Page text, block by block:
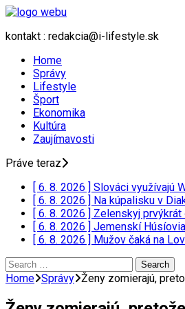
kontakt : redakcia@i-lifestyle.sk
Home
Správy
Lifestyle
Šport
Ekonomika
Kultúra
Zaujímavosti
Práve teraz
[ 6. 8. 2026 ] Slováci využívajú
[ 6. 8. 2026 ] Na kúpalisku v
[ 6. 8. 2026 ] Zelenskyj
[ 6. 8. 2026 ] Jemenskí
[ 6. 8. 2026 ] Mužov čaká na
Search
for:
Home Správy Ženy zomierajú,